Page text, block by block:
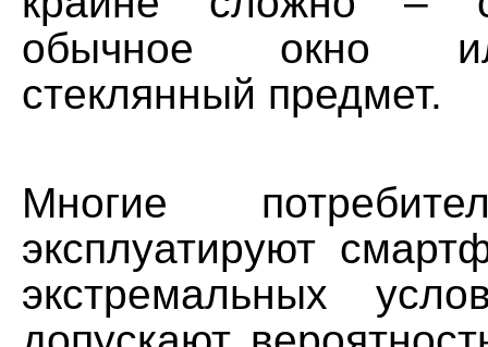
обычное окно
стеклянный предмет.
Многие
эксплуатируют
экстремальных